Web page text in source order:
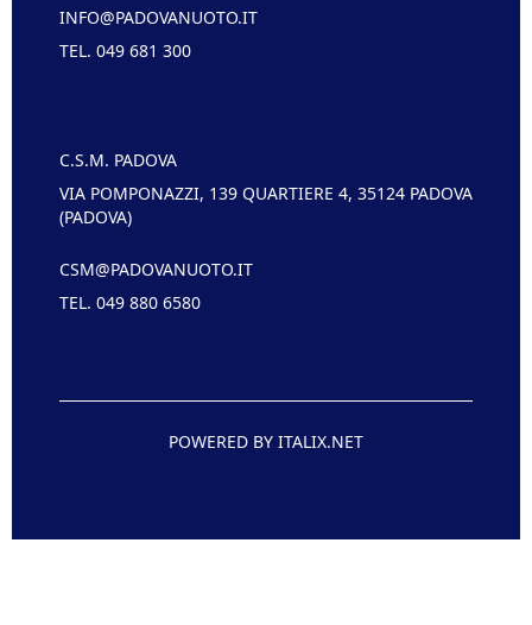
INFO@PADOVANUOTO.IT
TEL. 049 681 300
C.S.M. PADOVA
VIA POMPONAZZI, 139 QUARTIERE 4, 35124 PADOVA
(PADOVA)
CSM@PADOVANUOTO.IT
TEL. 049 880 6580
POWERED BY ITALIX.NET